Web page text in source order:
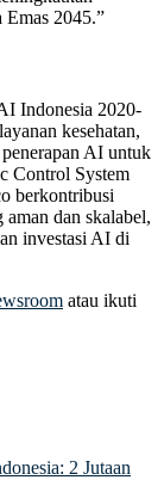
2045.”
Indonesia 2020-
kesehatan,
AI untuk
Control System
berkontribusi
dan skalabel,
investasi AI di
atau ikuti
2 Jutaan